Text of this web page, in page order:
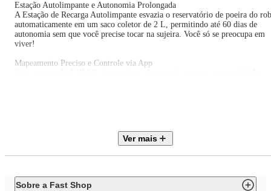
Estação Autolimpante e Autonomia Prolongada
A Estação de Recarga Autolimpante esvazia o reservatório de poeira do
automaticamente em um saco coletor de 2 L, permitindo até 60 dias de
autonomia sem que você precise tocar na sujeira. Você só se preocupa em
viver!
Mapeamento Preciso e Controle via App
Limpeza Dupla e Dosagem Eletrônica de Líquido
sempre limpa sem esforço.
Ver mais
Sobre a Fast Shop